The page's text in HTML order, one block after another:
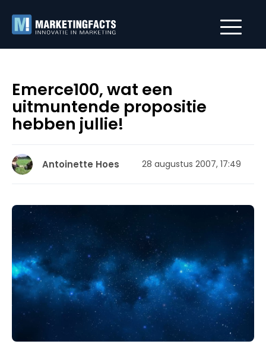
Emerce100, wat een
uitmuntende propositie
hebben jullie!
Antoinette Hoes 28 augustus 2007, 17:49